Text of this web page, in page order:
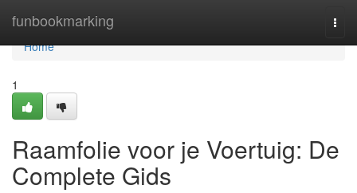
funbookmarking
Home
Home
1
Raamfolie voor je Voertuig: De
Complete Gids